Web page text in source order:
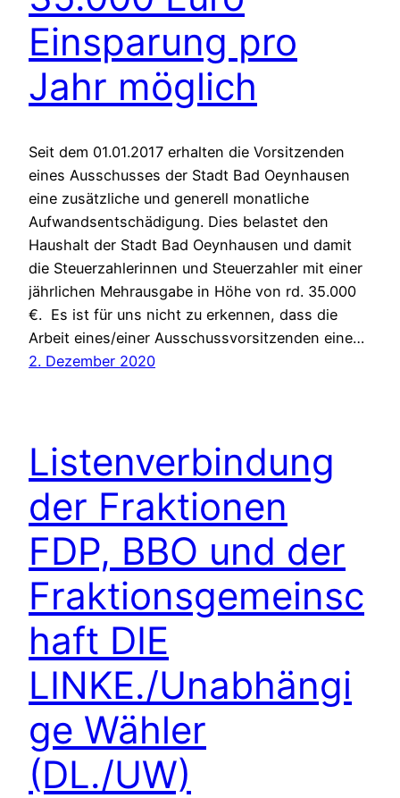
Einsparung pro
Jahr möglich
Seit dem 01.01.2017 erhalten die Vorsitzenden
eines Ausschusses der Stadt Bad Oeynhausen
eine zusätzliche und generell monatliche
Aufwandsentschädigung. Dies belastet den
Haushalt der Stadt Bad Oeynhausen und damit
die Steuerzahlerinnen und Steuerzahler mit einer
jährlichen Mehrausgabe in Höhe von rd. 35.000
€. Es ist für uns nicht zu erkennen, dass die
Arbeit eines/einer Ausschussvorsitzenden eine…
2. Dezember 2020
Listenverbindung
der Fraktionen
FDP, BBO und der
Fraktionsgemeinsc
haft DIE
LINKE./Unabhängi
ge Wähler
(DL./UW)